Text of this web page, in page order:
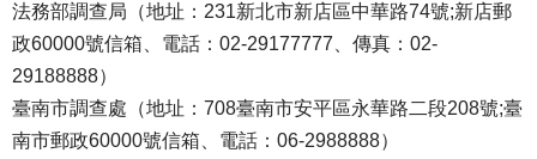
法務部調查局（地址：231新北市新店區中華路74號;新店郵
政60000號信箱、電話：02-29177777、傳真：02-
29188888）
臺南市調查處（地址：708臺南市安平區永華路二段208號;臺
南市郵政60000號信箱、電話：06-2988888）